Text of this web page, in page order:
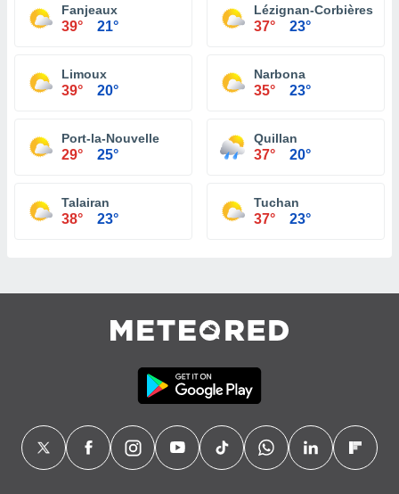
Fanjeaux
39° 21°
Lézignan-Corbières
37° 23°
Limoux
39° 20°
Narbona
35° 23°
Port-la-Nouvelle
29° 25°
Quillan
37° 20°
Talairan
38° 23°
Tuchan
37° 23°